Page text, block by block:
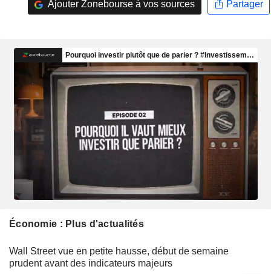
Ajouter Zonebourse à vos sources Partager
Économie : Plus d'actualités
Wall Street vue en petite hausse, début de semaine
prudent avant des indicateurs majeurs